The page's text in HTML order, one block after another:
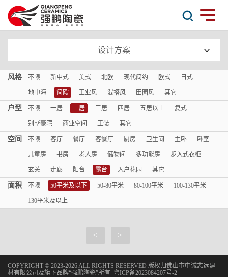
设计方案
风格 不限 新中式 美式 北欧 现代简约 欧式 日式
地中海 简欧 工业风 混搭风 田园风 其它
户型 不限 一居 二居 三居 四居 五居以上 复式
别墅豪宅 商业空间 工装 其它
空间 不限 客厅 餐厅 客餐厅 厨房 卫生间 主卧 卧室
儿童房 书房 老人房 储物间 多功能房 步入式衣柜
玄关 走廊 阳台 露台 入户花园 其它
面积 不限 50平米及以下 50-80平米 80-100平米 100-130平米
130平米及以上
< >
COPYRIGHT © 2023-2026 ALL RIGHTS RESERVED 版权归佛山市中诚志远建
材有限公司及旗下品牌“强鹏陶瓷”所有 粤ICP备2023084207号-2